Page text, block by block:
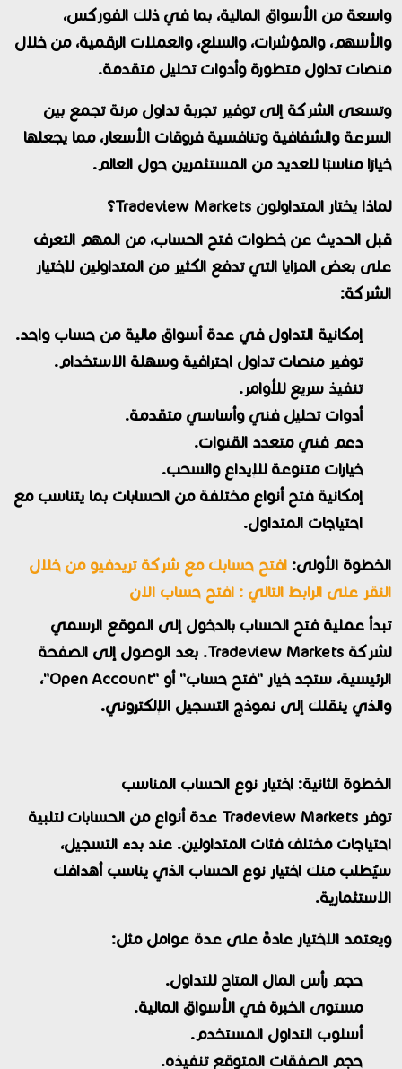
واسعة من الأسواق المالية، بما في ذلك الفوركس،
والأسهم، والمؤشرات، والسلع، والعملات الرقمية، من خلال
منصات تداول متطورة وأدوات تحليل متقدمة.
وتسعى الشركة إلى توفير تجربة تداول مرنة تجمع بين
السرعة والشفافية وتنافسية فروقات الأسعار، مما يجعلها
خيارًا مناسبًا للعديد من المستثمرين حول العالم.
لماذا يختار المتداولون Tradeview Markets؟
قبل الحديث عن خطوات فتح الحساب، من المهم التعرف
على بعض المزايا التي تدفع الكثير من المتداولين لاختيار
الشركة:
إمكانية التداول في عدة أسواق مالية من حساب واحد.
توفير منصات تداول احترافية وسهلة الاستخدام.
تنفيذ سريع للأوامر.
أدوات تحليل فني وأساسي متقدمة.
دعم فني متعدد القنوات.
خيارات متنوعة للإيداع والسحب.
إمكانية فتح أنواع مختلفة من الحسابات بما يتناسب مع
احتياجات المتداول.
الخطوة الأولى: افتح حسابك مع شركة تريدفيو من خلال
النقر على الرابط التالي : افتح حساب الان
تبدأ عملية فتح الحساب بالدخول إلى الموقع الرسمي
لشركة Tradeview Markets. بعد الوصول إلى الصفحة
الرئيسية، ستجد خيار "فتح حساب" أو "Open Account"،
والذي ينقلك إلى نموذج التسجيل الإلكتروني.
الخطوة الثانية: اختيار نوع الحساب المناسب
توفر Tradeview Markets عدة أنواع من الحسابات لتلبية
احتياجات مختلف فئات المتداولين. عند بدء التسجيل،
سيُطلب منك اختيار نوع الحساب الذي يناسب أهدافك
الاستثمارية.
ويعتمد الاختيار عادةً على عدة عوامل مثل:
حجم رأس المال المتاح للتداول.
مستوى الخبرة في الأسواق المالية.
أسلوب التداول المستخدم.
حجم الصفقات المتوقع تنفيذه.